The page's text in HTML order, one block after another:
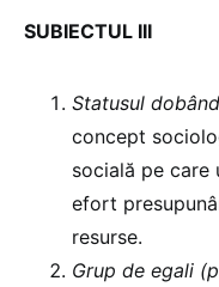
SUBIECTUL III
Statusul
concept
socială pe care
efort
resurse.
Grup de egali